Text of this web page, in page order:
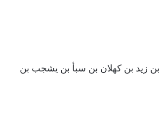
بن زيد بن كهلان بن سبأ بن يشجب بن